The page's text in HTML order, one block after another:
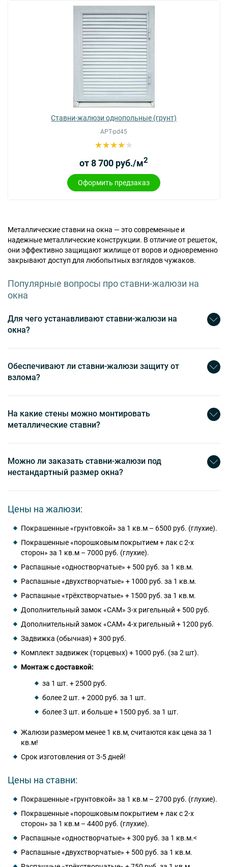
Ставни-жалюзи однопольные (грунт)
АРТ-pd45
от 8 700 руб./м2
Оформить предзаказ
Металлические ставни на окна — это современные и
надежные металлические конструкции. В отличие от решеток,
они эффективно защищают жилище от воров и одновременно
закрывают доступ для любопытных взглядов чужаков.
Популярные вопросы про ставни-жалюзи на
окна
Для чего устанавливают ставни-жалюзи на
окна?
Обеспечивают ли ставни-жалюзи защиту от
взлома?
На какие стены можно монтировать
металлические ставни?
Можно ли заказать ставни-жалюзи под
нестандартный размер окна?
Цены на жалюзи:
Покрашенные «грунтовкой» за 1 кв.м – 6500 руб. (глухие).
Покрашенные «порошковым покрытием + лак с 2-х
сторон» за 1 кв.м – 7000 руб. (глухие).
Распашные «одностворчатые» + 500 руб. за 1 кв.м.
Распашные «двухстворчатые» + 1000 руб. за 1 кв.м.
Распашные «трёхстворчатые» + 1500 руб. за 1 кв.м.
Дополнительный замок «САМ» 3-х ригельный + 500 руб.
Дополнительный замок «САМ» 4-х ригельный + 1200 руб.
Задвижка (обычная) + 300 руб.
Комплект задвижек (торцевых) + 1000 руб. (за 2 шт).
Монтаж с доставкой:
за 1 шт. + 2500 руб.
более 2 шт. + 2000 руб. за 1 шт.
более 3 шт. и больше + 1500 руб. за 1 шт.
Жалюзи размером менее 1 кв.м, считаются как цена за 1
кв.м!
Срок изготовления от 3-5 дней!
Цены на ставни:
Покрашенные «грунтовкой» за 1 кв.м – 2700 руб. (глухие).
Покрашенные «порошковым покрытием + лак с 2-х
сторон» за 1 кв.м – 4400 руб. (глухие).
Распашные «одностворчатые» + 300 руб. за 1 кв.м.<
Распашные «двухстворчатые» + 500 руб. за 1 кв.м.